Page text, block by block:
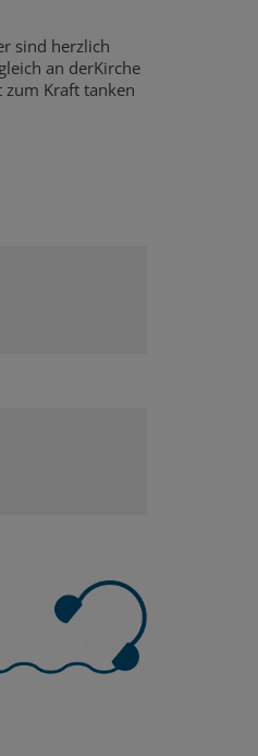
sind herzlich
an derKirche
Kraft tanken